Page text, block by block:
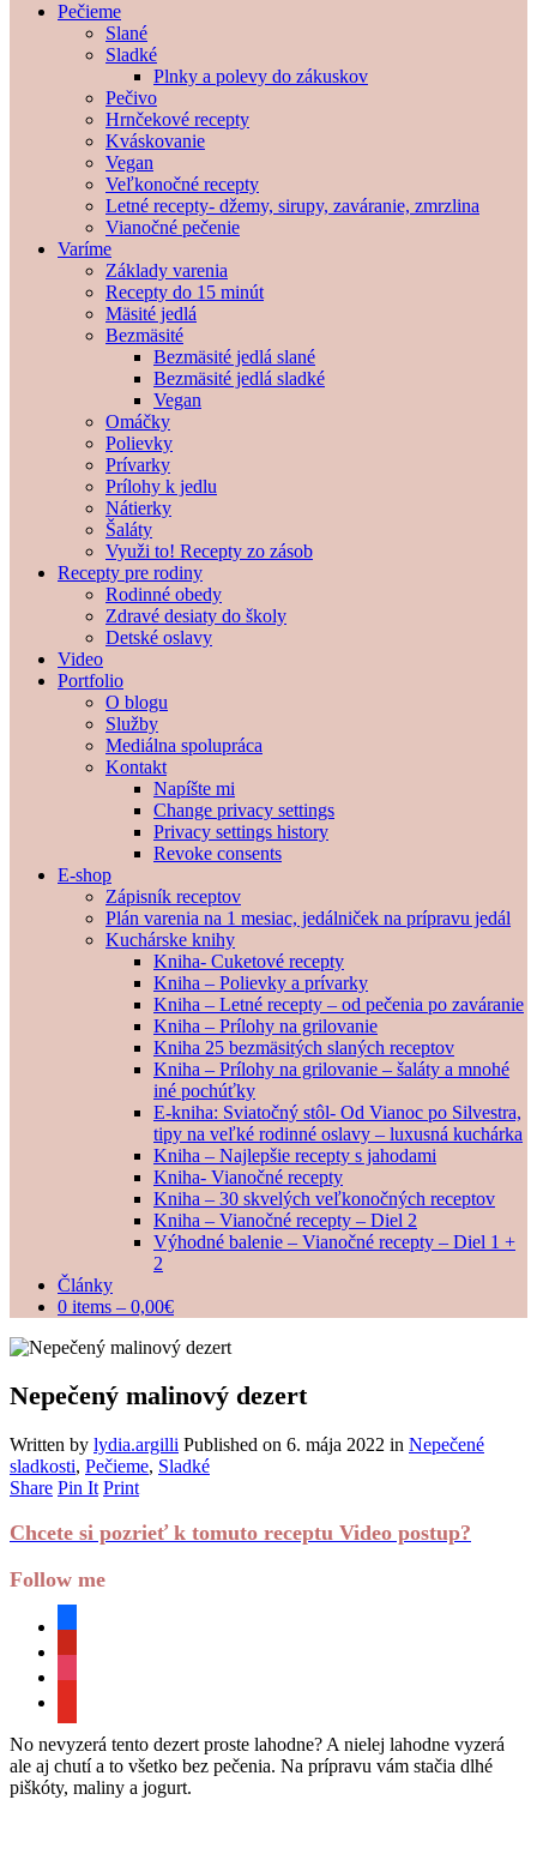
Pečieme
Slané
Sladké
Plnky a polevy do zákuskov
Pečivo
Hrnčekové recepty
Kváskovanie
Vegan
Veľkonočné recepty
Letné recepty- džemy, sirupy, zaváranie, zmrzlina
Vianočné pečenie
Varíme
Základy varenia
Recepty do 15 minút
Mäsité jedlá
Bezmäsité
Bezmäsité jedlá slané
Bezmäsité jedlá sladké
Vegan
Omáčky
Polievky
Prívarky
Prílohy k jedlu
Nátierky
Šaláty
Využi to! Recepty zo zásob
Recepty pre rodiny
Rodinné obedy
Zdravé desiaty do školy
Detské oslavy
Video
Portfolio
O blogu
Služby
Mediálna spolupráca
Kontakt
Napíšte mi
Change privacy settings
Privacy settings history
Revoke consents
E-shop
Zápisník receptov
Plán varenia na 1 mesiac, jedálniček na prípravu jedál
Kuchárske knihy
Kniha- Cuketové recepty
Kniha – Polievky a prívarky
Kniha – Letné recepty – od pečenia po zaváranie
Kniha – Prílohy na grilovanie
Kniha 25 bezmäsitých slaných receptov
Kniha – Prílohy na grilovanie – šaláty a mnohé
iné pochúťky
E-kniha: Sviatočný stôl- Od Vianoc po Silvestra,
tipy na veľké rodinné oslavy – luxusná kuchárka
Kniha – Najlepšie recepty s jahodami
Kniha- Vianočné recepty
Kniha – 30 skvelých veľkonočných receptov
Kniha – Vianočné recepty – Diel 2
Výhodné balenie – Vianočné recepty – Diel 1 +
2
Články
0 items – 0,00€
Nepečený malinový dezert
Written by lydia.argilli Published on 6. mája 2022 in Nepečené
sladkosti, Pečieme, Sladké
Share Pin It Print
Chcete si pozrieť k tomuto receptu Video postup?
Follow me
No nevyzerá tento dezert proste lahodne? A nielej lahodne vyzerá
ale aj chutí a to všetko bez pečenia. Na prípravu vám stačia dlhé
piškóty, maliny a jogurt.